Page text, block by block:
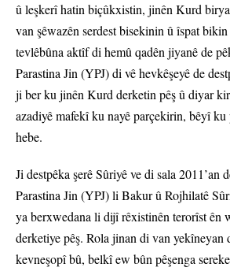
û leşkerî hatin biçûkxistin, jinên Kurd
van şêwazên serdest bisekinin û îspat
tevlêbûna aktîf di hemû qadên jiyanê de
Parastina Jin (YPJ) di vê hevkêşeyê de
ji ber ku jinên Kurd derketin pêş û diyar
azadiyê mafekî ku nayê parçekirin, bêyî
hebe.
Ji destpêka şerê Sûriyê ve di sala 2011’an
Parastina Jin (YPJ) li Bakur û Rojhilatê
ya berxwedana li dijî rêxistinên terorîst ên
derketiye pêş. Rola jinan di van yekîneyan
kevneşopî bû, belkî ew bûn pêşenga